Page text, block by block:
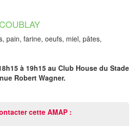
pain, farine, oeufs, miel, pâtes,
à 19h15 au Club House du Stade
Robert Wagner.
cette AMAP :